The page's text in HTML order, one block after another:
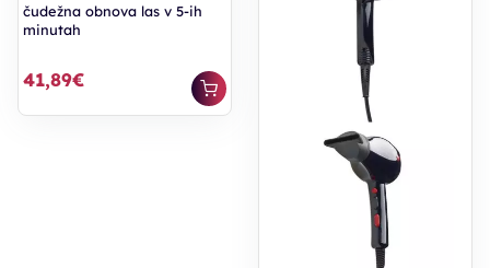
čudežna obnova las v 5-ih
minutah
41,89€